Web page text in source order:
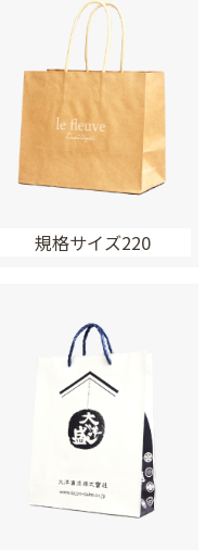
規格サイズ220